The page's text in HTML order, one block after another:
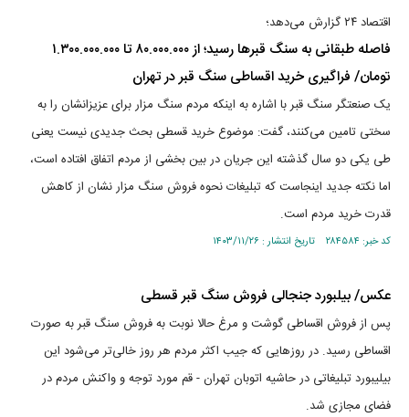
اقتصاد ۲۴ گزارش می‌دهد؛
فاصله طبقانی به سنگ قبر‌ها رسید؛ از ۸۰.۰۰۰.۰۰۰ تا ۱.۳۰۰.۰۰۰.۰۰۰
تومان/ فراگیری خرید اقساطی سنگ قبر در تهران
یک صنعتگر سنگ قبر با اشاره به اینکه مردم سنگ مزار برای عزیزانشان را به
سختی تامین می‌کنند، گفت: موضوع خرید قسطی بحث جدیدی نیست یعنی
طی یکی دو سال گذشته این جریان در بین بخشی از مردم اتفاق افتاده است،
اما نکته جدید اینجاست که تبلیغات نحوه فروش سنگ مزار نشان از کاهش
قدرت خرید مردم است.
کد خبر: ۲۸۴۵۸۴ تاریخ انتشار : ۱۴۰۳/۱۱/۲۶
عکس/ بیلبورد جنجالی فروش سنگ قبر قسطی
پس از فروش اقساطی گوشت و مرغ حالا نوبت به فروش سنگ قبر به صورت
اقساطی رسید. در روز‌هایی که جیب اکثر مردم هر روز خالی‌تر می‌شود این
بیلیبورد تبلیغاتی در حاشیه اتوبان تهران - قم مورد توجه و واکنش مردم در
فضای مجازی شد.